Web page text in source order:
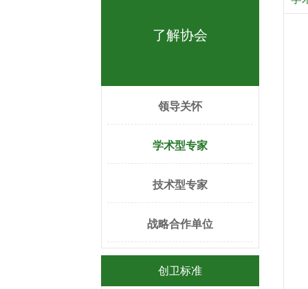
了解协会
领导关怀
学术型专家
技术型专家
战略合作单位
创卫标准